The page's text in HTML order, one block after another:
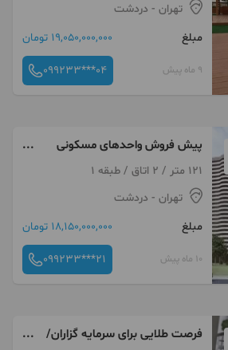
تهران - دردشت
مبلغ
19,050,000,000 تومان
9 ماه پیش 099233***04
پیش فروش واحدهای مسکونی
ماهه
121 متر / 2 اتاق / طبقه 1
تهران - دردشت
مبلغ
18,150,000,000 تومان
10 ماه پیش 099233***21
فرصت طلایی برای سرمایه گزاران/